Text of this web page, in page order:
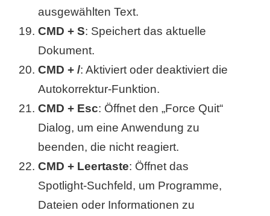
ausgewählten Text.
CMD + S: Speichert das aktuelle
Dokument.
CMD + /: Aktiviert oder deaktiviert die
Autokorrektur-Funktion.
CMD + Esc: Öffnet den „Force Quit“
Dialog, um eine Anwendung zu
beenden, die nicht reagiert.
CMD + Leertaste: Öffnet das
Spotlight-Suchfeld, um Programme,
Dateien oder Informationen zu